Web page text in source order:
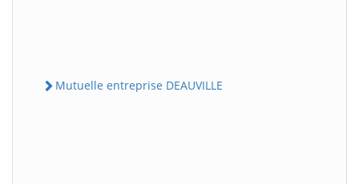
Mutuelle entreprise DEAUVILLE